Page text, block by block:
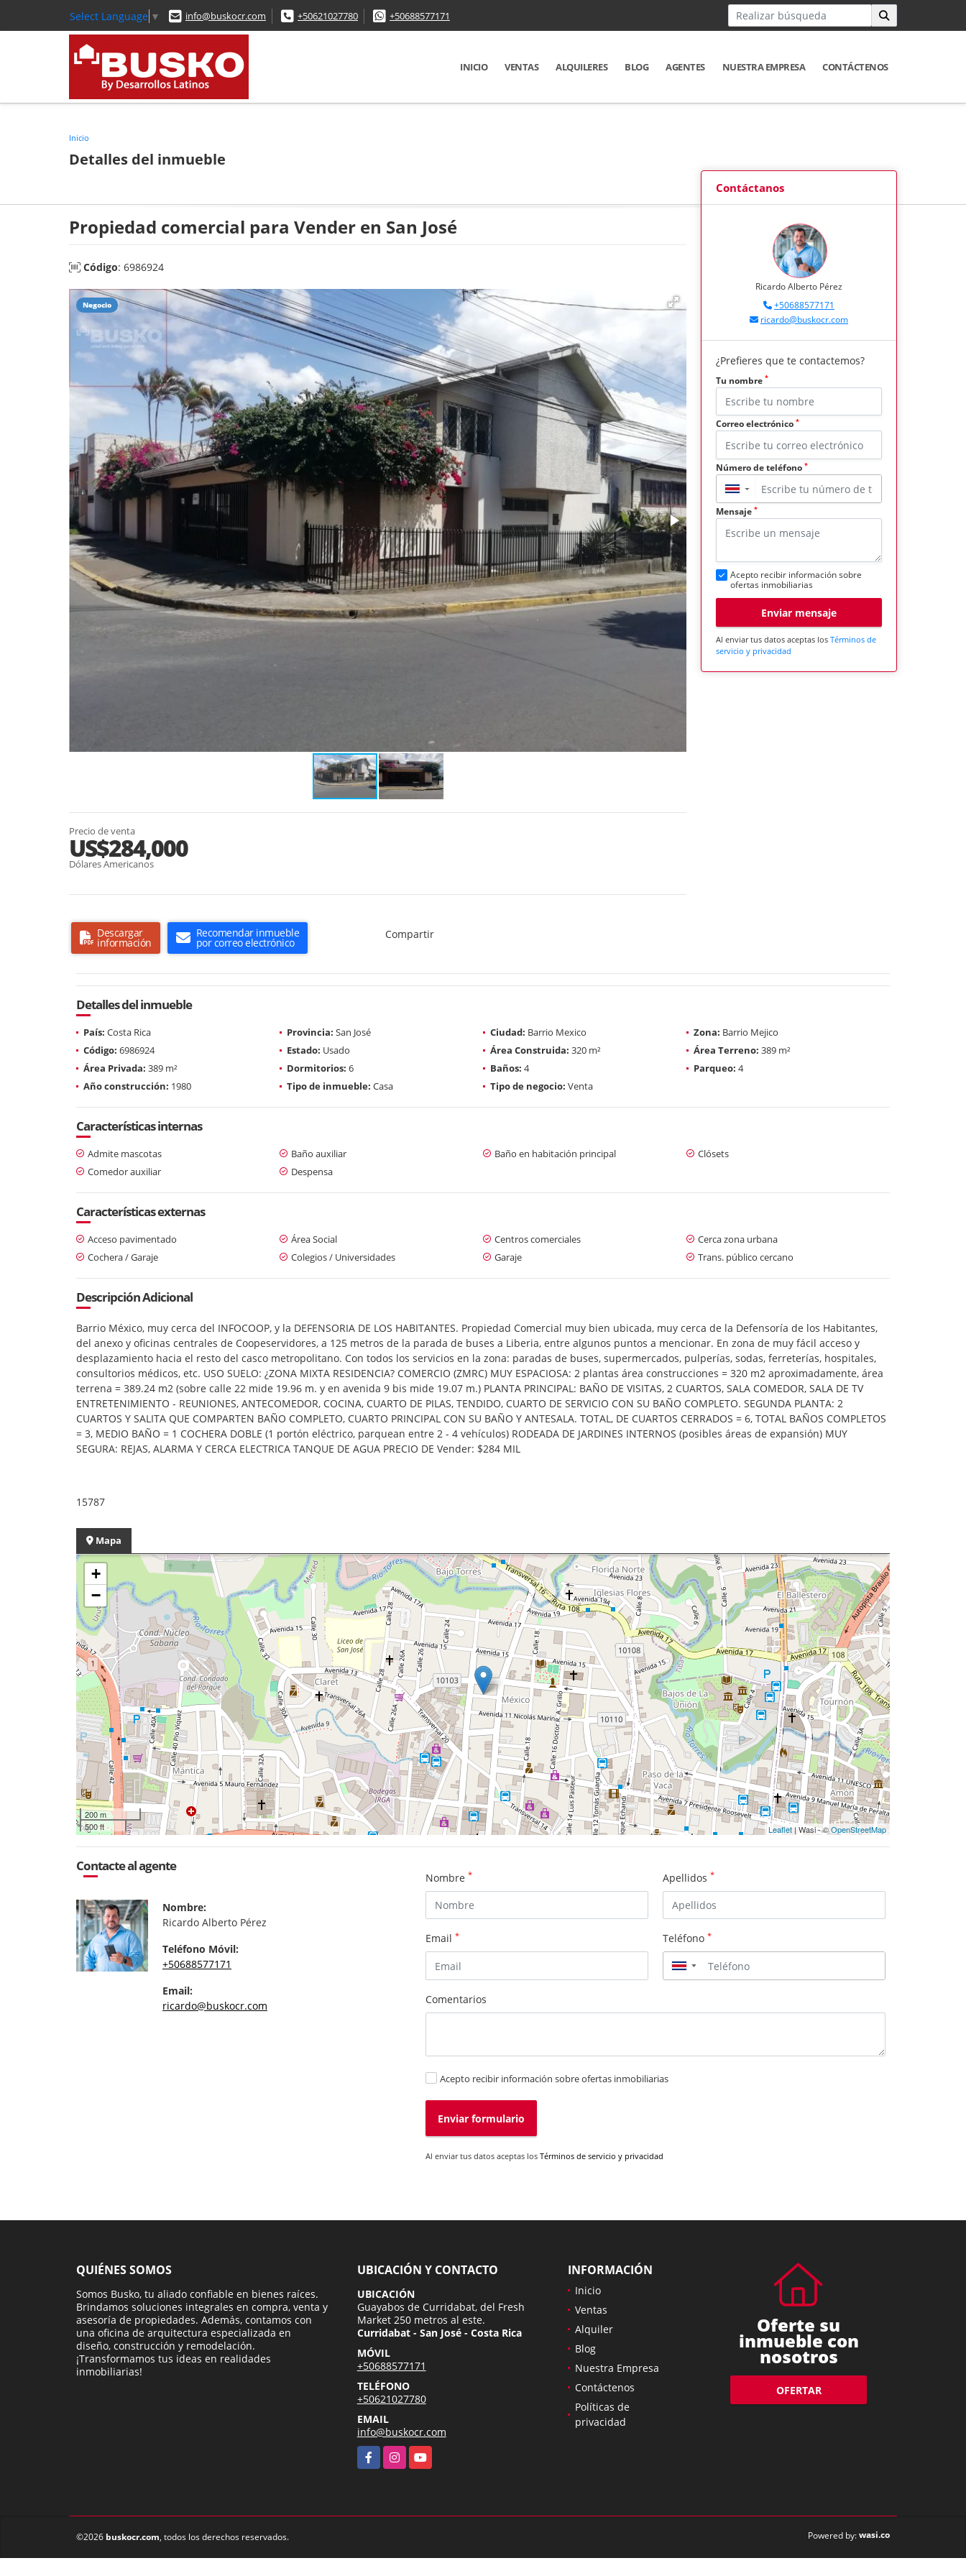
Select Language ▼ info@buskocr.com +50621027780 +50688577171
INICIO VENTAS ALQUILERES BLOG AGENTES NUESTRA EMPRESA CONTÁCTENOS
Inicio
Detalles del inmueble
Propiedad comercial para Vender en San José
Código: 6986924
Negocio
Precio de venta
US$284,000
Dólares Americanos
Descargar
información
Recomendar inmueble
por correo electrónico
Compartir
Contáctanos
Ricardo Alberto Pérez
+50688577171
ricardo@buskocr.com
¿Prefieres que te contactemos?
Tu nombre *
Correo electrónico *
Número de teléfono *
▼
Mensaje *
Acepto recibir información sobre
ofertas inmobiliarias
Enviar mensaje
Al enviar tus datos aceptas los Términos de
servicio y privacidad
Detalles del inmueble
País: Costa Rica Provincia: San José Ciudad: Barrio Mexico Zona: Barrio Mejico
Código: 6986924 Estado: Usado Área Construida: 320 m² Área Terreno: 389 m²
Área Privada: 389 m² Dormitorios: 6 Baños: 4 Parqueo: 4
Año construcción: 1980 Tipo de inmueble: Casa Tipo de negocio: Venta
Características internas
Admite mascotas Baño auxiliar Baño en habitación principal
Clósets
Comedor auxiliar
Despensa
Características externas
Acceso pavimentado Área Social Centros comerciales
Cerca zona urbana
Cochera / Garaje
Colegios / Universidades Garaje Trans. público cercano
Descripción Adicional
Barrio México, muy cerca del INFOCOOP, y la DEFENSORIA DE LOS HABITANTES. Propiedad Comercial muy bien ubicada, muy cerca de la Defensoría de los Habitantes,
del anexo y oficinas centrales de Coopeservidores, a 125 metros de la parada de buses a Liberia, entre algunos puntos a mencionar. En zona de muy fácil acceso y
desplazamiento hacia el resto del casco metropolitano. Con todos los servicios en la zona: paradas de buses, supermercados, pulperías, sodas, ferreterías, hospitales,
consultorios médicos, etc. USO SUELO: ¿ZONA MIXTA RESIDENCIA? COMERCIO (ZMRC) MUY ESPACIOSA: 2 plantas área construcciones = 320 m2 aproximadamente, área
terrena = 389.24 m2 (sobre calle 22 mide 19.96 m. y en avenida 9 bis mide 19.07 m.) PLANTA PRINCIPAL: BAÑO DE VISITAS, 2 CUARTOS, SALA COMEDOR, SALA DE TV
ENTRETENIMIENTO - REUNIONES, ANTECOMEDOR, COCINA, CUARTO DE PILAS, TENDIDO, CUARTO DE SERVICIO CON SU BAÑO COMPLETO. SEGUNDA PLANTA: 2
CUARTOS Y SALITA QUE COMPARTEN BAÑO COMPLETO, CUARTO PRINCIPAL CON SU BAÑO Y ANTESALA. TOTAL, DE CUARTOS CERRADOS = 6, TOTAL BAÑOS COMPLETOS
= 3, MEDIO BAÑO = 1 COCHERA DOBLE (1 portón eléctrico, parquean entre 2 - 4 vehículos) RODEADA DE JARDINES INTERNOS (posibles áreas de expansión) MUY
SEGURA: REJAS, ALARMA Y CERCA ELECTRICA TANQUE DE AGUA PRECIO DE Vender: $284 MIL
15787
Mapa
+
−
200 m
500 ft
Leaflet| Wasi - ©OpenStreetMap
Contacte al agente
Nombre:
Ricardo Alberto Pérez
Teléfono Móvil:
+50688577171
Email:
ricardo@buskocr.com
Nombre * Apellidos *
Email * Teléfono *
▼
Comentarios
Acepto recibir información sobre ofertas inmobiliarias
Enviar formulario
Al enviar tus datos aceptas los Términos de servicio y privacidad
QUIÉNES SOMOS
Somos Busko, tu aliado confiable en bienes raíces.
Brindamos soluciones integrales en compra, venta y
asesoría de propiedades. Además, contamos con
una oficina de arquitectura especializada en
diseño, construcción y remodelación.
¡Transformamos tus ideas en realidades
inmobiliarias!
UBICACIÓN Y CONTACTO
UBICACIÓN
Guayabos de Curridabat, del Fresh
Market 250 metros al este.
Curridabat - San José - Costa Rica
MÓVIL
+50688577171
TELÉFONO
+50621027780
EMAIL
info@buskocr.com
FacebookInstagramYouTube
INFORMACIÓN
Inicio
Ventas
Alquiler
Blog
Nuestra Empresa
Contáctenos
Políticas de
privacidad
Oferte su
inmueble con
nosotros
OFERTAR
©2026 buskocr.com, todos los derechos reservados. Powered by:wasi.co